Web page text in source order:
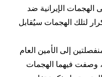
الهجمات الإيرانية ضد
لتلك الهجمات سيُقابل
إلى الأمين العام
وصفت فيهما الهجمات